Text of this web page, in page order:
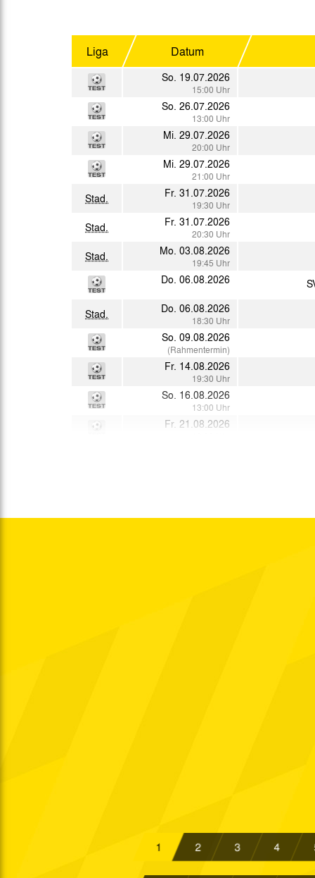
Liga Datum
So. 19.07.2026
15:00 Uhr
So. 26.07.2026
13:00 Uhr
Mi. 29.07.2026
20:00 Uhr
Mi. 29.07.2026
21:00 Uhr
Stad. Fr. 31.07.2026
19:30 Uhr
Stad. Fr. 31.07.2026
20:30 Uhr
Stad. Mo. 03.08.2026
19:45 Uhr
Do. 06.08.2026
Stad. Do. 06.08.2026
18:30 Uhr
So. 09.08.2026
(Rahmentermin)
Fr. 14.08.2026
19:30 Uhr
So. 16.08.2026
13:00 Uhr
Fr. 21.08.2026
Krei.
15:00 Uhr
So. 13.12.2026
1 2 3 4